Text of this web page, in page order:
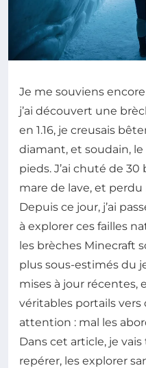
Je me souviens
j’ai découvert une
en 1.16, je creusais
diamant, et soudain, le
pieds. J’ai chuté de
mare de lave, et
Depuis ce jour, j’ai
à explorer ces failles
les brèches Minecraft
plus sous-estimés du
mises à jour récentes,
véritables portails vers
attention : mal les
Dans cet article, je
repérer, les explorer